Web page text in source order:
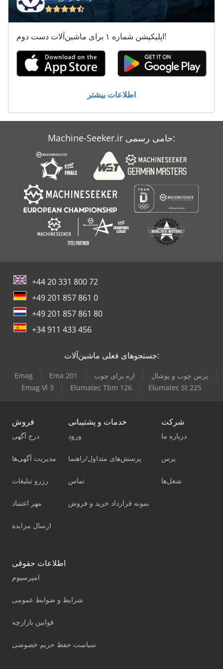
راهنمای Lm
اپلیکیشن شماره ۱ برای ماشین‌آلات دست دوم!
اطلاعات بیشتر
Machine-Seeker.ir حامی رسمی:
+44 20 331 800 72
+49 201 857 861 0
+49 201 857 861 80
+34 911 433 456
جستجوهای فعلی ماشین‌آلات:
Emag Ema 201 اره برای چوب
پرس چوب و پوشال
Emag Vl 3
Elumatec Tbm 126 Elumatec St 225
فروش
درج آگهی
مدیریت آگهی‌ها
رزرو تبلیغات
مهر اعتماد
ارسال مزایده
خدمات و پشتیبانی
ورود
پرسش‌های متداول/راهنما
تماس
نمونه قرارداد خرید و فروش
شرکت
درباره ما
پرس
شغل‌ها
اطلاعات حقوقی
امپرسیوم
شرایط و ضوابط عمومی
قوانین بازارچه
سیاست حفظ حریم خصوصی